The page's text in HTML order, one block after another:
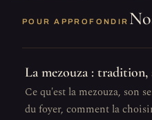
POUR APPROFONDIR
La mezouza :
Ce qu'est la mezouza, son
du foyer, comment la